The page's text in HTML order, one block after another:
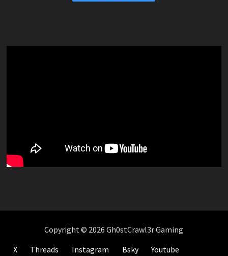
Copyright © 2026 Gh0stCrawl3r Gaming
X
Threads Instagram Bsky Youtube